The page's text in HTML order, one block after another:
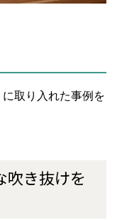
取り入れた事例を
吹き抜けを